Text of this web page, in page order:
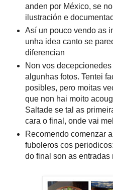
anden por México, se
ilustración e
Así un pouco vendo as
unha idea canto se
diferencian
Non vos
algunhas fotos. Tentei
posibles, pero moitas
que non hai moito
Saltade se tal as
cara o final, onde vai
Recomendo comenzar
fuboleros cos
do final son as entradas